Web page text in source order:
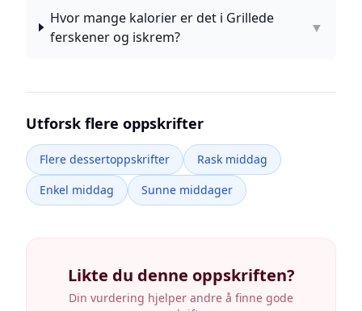
Hvor mange kalorier er det i Grillede
ferskener og iskrem?
▼
Utforsk flere oppskrifter
Flere dessertoppskrifter
Rask middag
Enkel middag
Sunne middager
Likte du denne oppskriften?
Din vurdering hjelper andre å finne gode